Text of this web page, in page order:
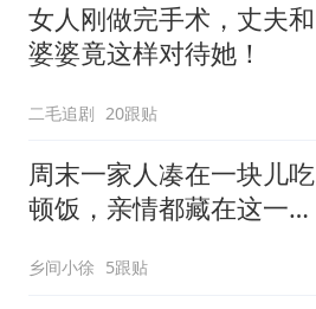
女人刚做完手术，丈夫和
婆婆竟这样对待她！
二毛追剧 20跟贴
周末一家人凑在一块儿吃
顿饭，亲情都藏在这一饭
乡间小徐 5跟贴